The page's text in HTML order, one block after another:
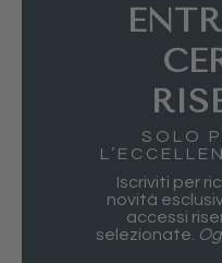
SOLO
Iscriviti per
novità
accessi
selezionate.